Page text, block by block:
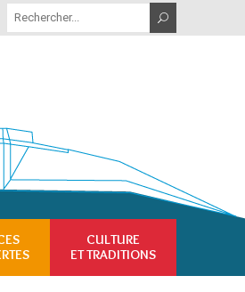
CULTURE
ET TRADITIONS